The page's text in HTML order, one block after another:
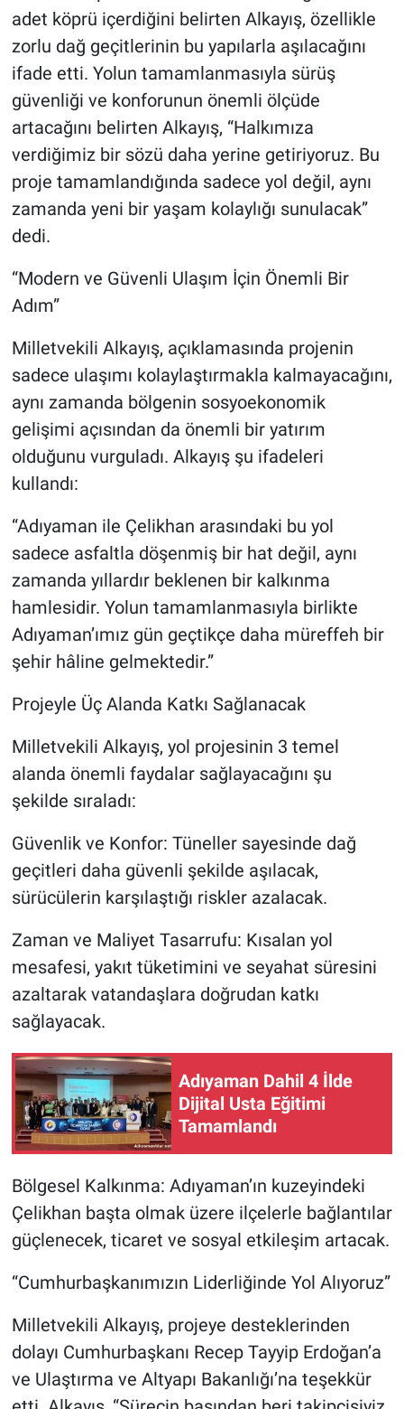
adet köprü içerdiğini belirten Alkayış, özellikle
zorlu dağ geçitlerinin bu yapılarla aşılacağını
ifade etti. Yolun tamamlanmasıyla sürüş
güvenliği ve konforunun önemli ölçüde
artacağını belirten Alkayış, “Halkımıza
verdiğimiz bir sözü daha yerine getiriyoruz. Bu
proje tamamlandığında sadece yol değil, aynı
zamanda yeni bir yaşam kolaylığı sunulacak”
dedi.
“Modern ve Güvenli Ulaşım İçin Önemli Bir
Adım”
Milletvekili Alkayış, açıklamasında projenin
sadece ulaşımı kolaylaştırmakla kalmayacağını,
aynı zamanda bölgenin sosyoekonomik
gelişimi açısından da önemli bir yatırım
olduğunu vurguladı. Alkayış şu ifadeleri
kullandı:
“Adıyaman ile Çelikhan arasındaki bu yol
sadece asfaltla döşenmiş bir hat değil, aynı
zamanda yıllardır beklenen bir kalkınma
hamlesidir. Yolun tamamlanmasıyla birlikte
Adıyaman’ımız gün geçtikçe daha müreffeh bir
şehir hâline gelmektedir.”
Projeyle Üç Alanda Katkı Sağlanacak
Milletvekili Alkayış, yol projesinin 3 temel
alanda önemli faydalar sağlayacağını şu
şekilde sıraladı:
Güvenlik ve Konfor: Tüneller sayesinde dağ
geçitleri daha güvenli şekilde aşılacak,
sürücülerin karşılaştığı riskler azalacak.
Zaman ve Maliyet Tasarrufu: Kısalan yol
mesafesi, yakıt tüketimini ve seyahat süresini
azaltarak vatandaşlara doğrudan katkı
sağlayacak.
Adıyaman Dahil 4 İlde
Dijital Usta Eğitimi
Tamamlandı
Bölgesel Kalkınma: Adıyaman’ın kuzeyindeki
Çelikhan başta olmak üzere ilçelerle bağlantılar
güçlenecek, ticaret ve sosyal etkileşim artacak.
“Cumhurbaşkanımızın Liderliğinde Yol Alıyoruz”
Milletvekili Alkayış, projeye desteklerinden
dolayı Cumhurbaşkanı Recep Tayyip Erdoğan’a
ve Ulaştırma ve Altyapı Bakanlığı’na teşekkür